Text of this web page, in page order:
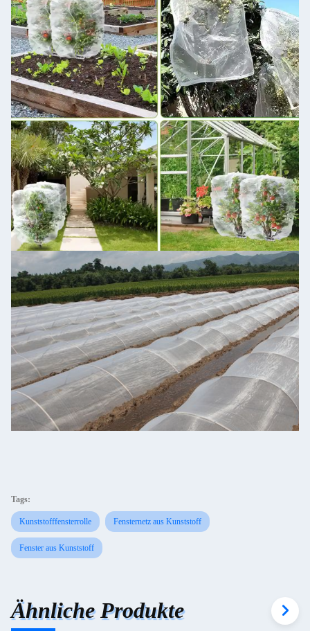
Tags:
Kunststofffensterrolle Fensternetz aus Kunststoff
Fenster aus Kunststoff
Ähnliche Produkte